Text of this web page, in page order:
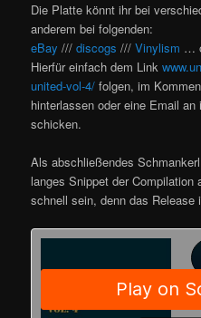
Die Platte könnt ihr bei
anderem bei folgenden:
eBay ///discogs ///Vinylism …
Hierfür einfach dem Link
united-vol-4/ folgen, im
hinterlassen oder eine Email
schicken.
Als abschließendes
langes Snippet der
schnell sein, denn das